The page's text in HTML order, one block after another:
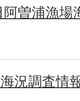
曽浦漁場
況調査情